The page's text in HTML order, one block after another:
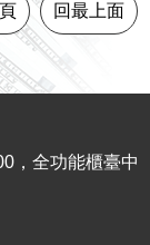
回最上面
，全功能櫃臺中